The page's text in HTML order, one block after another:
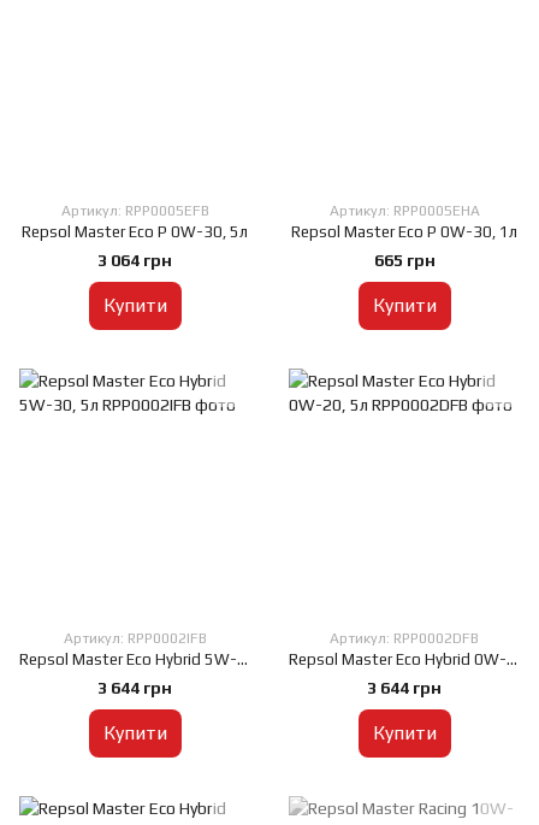
Артикул: RPP0005EFB
Repsol Master Eco P 0W-30, 5л
3 064 грн
Купити
Артикул: RPP0005EHA
Repsol Master Eco P 0W-30, 1л
665 грн
Купити
Артикул: RPP0002IFB
Repsol Master Eco Hybrid 5W-30, 5л
3 644 грн
Купити
Артикул: ‎RPP0002DFB
Repsol Master Eco Hybrid 0W-20, 5л
3 644 грн
Купити